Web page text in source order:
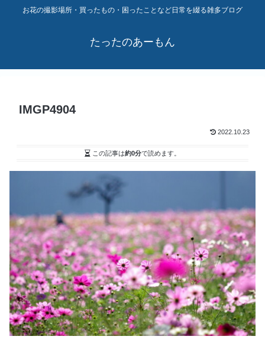
お花の撮影場所・買ったもの・困ったことなど日常を綴る雑多ブログ
たったのあーもん
IMGP4904
2022.10.23
この記事は約0分で読めます。